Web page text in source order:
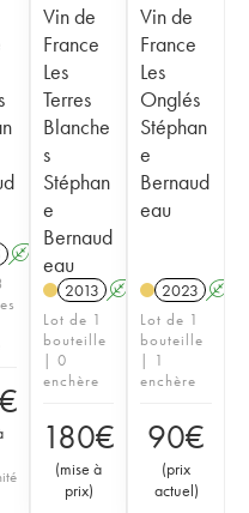
A
€
Vin de
France
Les
Terres
Blanche
s
Stéphan
e
Bernaud
eau
2013 A S
Lot de 1
bouteille
| 0
enchère
180€
(mise à
prix)
Vin de
France
Les
Onglés
Stéphan
e
Bernaud
eau
2023 A
Lot de 1
bouteille
| 1
enchère
90€
(prix
actuel)